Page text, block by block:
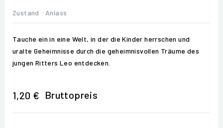
Zustand : Anlass
Tauche ein in eine Welt, in der die Kinder herrschen und
uralte Geheimnisse durch die geheimnisvollen Träume des
jungen Ritters Leo entdecken.
1,20 € Bruttopreis